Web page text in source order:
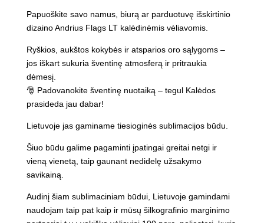
Ho
Papuoškite savo namus, biurą ar parduotuvę išskirtinio
dizaino Andrius Flags LT kalėdinėmis vėliavomis.
Ryškios, aukštos kokybės ir atsparios oro sąlygoms –
jos iškart sukuria šventinę atmosferą ir pritraukia
dėmesį.
🎅 Padovanokite šventinę nuotaiką – tegul Kalėdos
prasideda jau dabar!
Lietuvoje jas gaminame tiesioginės sublimacijos būdu.
Šiuo būdu galime pagaminti įpatingai greitai netgi ir
vieną vienetą, taip gaunant nedidelę užsakymo
savikainą.
Audinį šiam sublimaciniam būdui, Lietuvoje gamindami
naudojam taip pat kaip ir mūsų šilkografinio marginimo